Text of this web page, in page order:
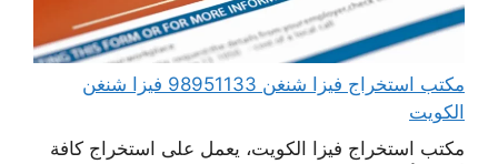
مكتب استخراج فيزا شنغن 98951133 فيزا شنغن
الكويت
مكتب استخراج فيزا الكويت، يعمل على استخراج كافة